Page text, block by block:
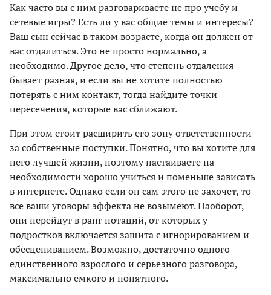
Как часто вы с ним разговариваете не про учебу и
сетевые игры? Есть ли у вас общие темы и интересы?
Ваш сын сейчас в таком возрасте, когда он должен от
вас отдалиться. Это не просто нормально, а
необходимо. Другое дело, что степень отдаления
бывает разная, и если вы не хотите полностью
потерять с ним контакт, тогда найдите точки
пересечения, которые вас сближают.
При этом стоит расширить его зону ответственности
за собственные поступки. Понятно, что вы хотите для
него лучшей жизни, поэтому настаиваете на
необходимости хорошо учиться и поменьше зависать
в интернете. Однако если он сам этого не захочет, то
все ваши уговоры эффекта не возымеют. Наоборот,
они перейдут в ранг нотаций, от которых у
подростков включается защита с игнорированием и
обесцениванием. Возможно, достаточно одного-
единственного взрослого и серьезного разговора,
максимально емкого и понятного.